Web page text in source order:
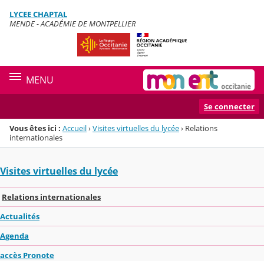
Menu de la rubrique
Contenu
LYCEE CHAPTAL
MENDE - ACADÉMIE DE MONTPELLIER
MENU
Se connecter
Vous êtes ici : Accueil›Visites virtuelles du lycée› Relations
internationales
Visites virtuelles du lycée
Relations internationales
Actualités
Agenda
accès Pronote